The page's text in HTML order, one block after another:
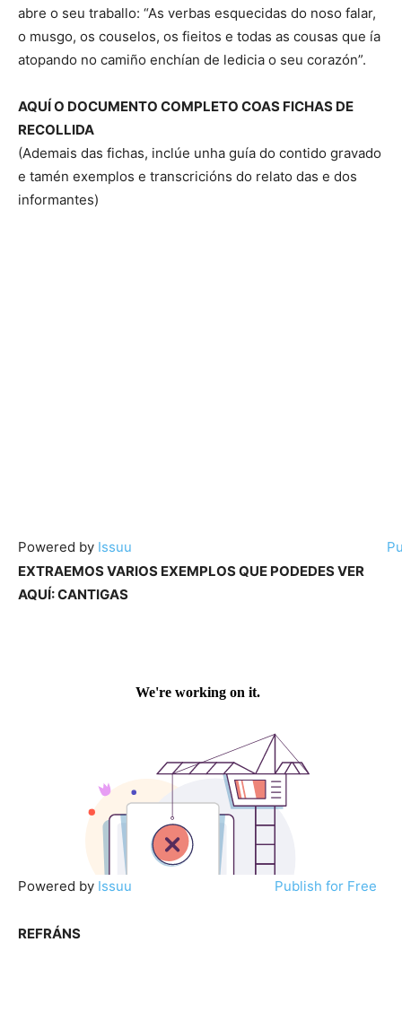
abre o seu traballo: “As verbas esquecidas do noso falar,
o musgo, os couselos, os fieitos e todas as cousas que ía
atopando no camiño enchían de ledicia o seu corazón”.
AQUÍ O DOCUMENTO COMPLETO COAS FICHAS DE
RECOLLIDA
(Ademais das fichas, inclúe unha guía do contido gravado
e tamén exemplos e transcricións do relato das e dos
informantes)
Powered by Issuu
EXTRAEMOS VARIOS EXEMPLOS QUE PODEDES VER
AQUÍ: CANTIGAS
Powered by Issuu Publish for Free
REFRÁNS